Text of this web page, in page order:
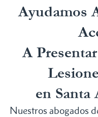
Ayudamos
A
en
Nuestros abogados